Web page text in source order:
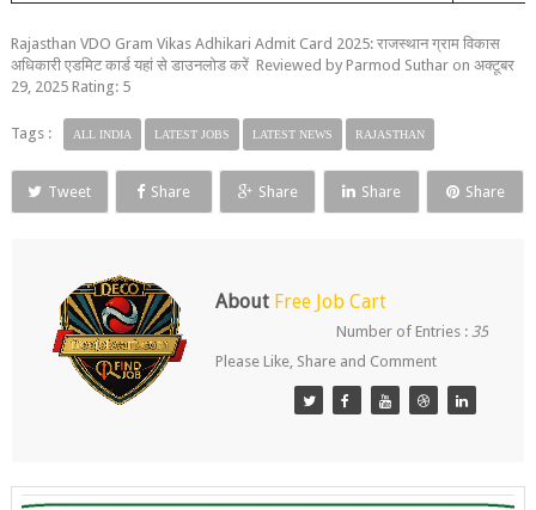
Rajasthan VDO Gram Vikas Adhikari Admit Card 2025: राजस्थान ग्राम विकास
अधिकारी एडमिट कार्ड यहां से डाउनलोड करें Reviewed by Parmod Sutharon अक्टूबर
29, 2025 Rating: 5
Tags : ALL INDIA LATEST JOBS LATEST NEWS RAJASTHAN
Tweet Share Share Share Share
About Free Job Cart
Number of Entries :35
Please Like, Share and Comment